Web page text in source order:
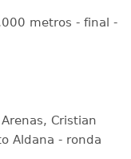
metros - final -
Cristian
Aldana - ronda